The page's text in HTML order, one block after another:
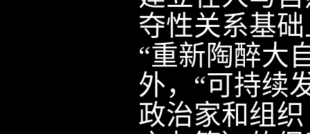
夺性关系基
“重新陶醉大
外，“可持续
政治家和组